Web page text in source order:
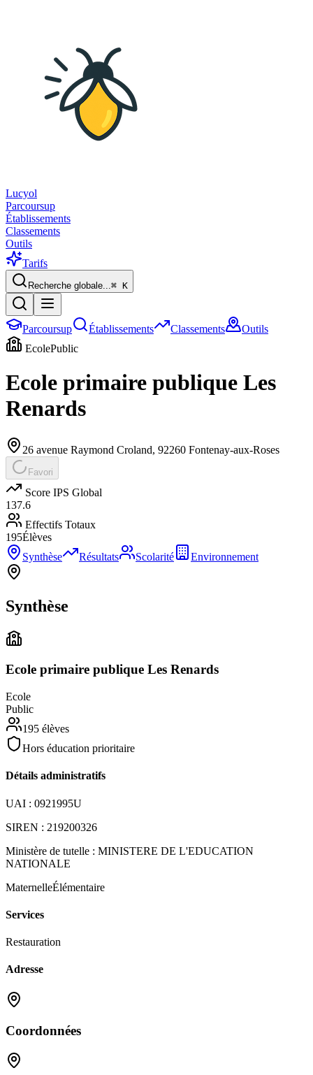
Lucyol
Parcoursup
Établissements
Classements
Outils
Tarifs
Recherche globale...⌘ K
Parcoursup Établissements Classements
Outils
EcolePublic
Ecole primaire publique Les
Renards
26 avenue Raymond Croland, 92260 Fontenay-aux-Roses
Favori
Score IPS Global
137.6
Effectifs Totaux
195Élèves
Synthèse
Résultats Scolarité Environnement
Synthèse
Ecole primaire publique Les Renards
Ecole
Public
195 élèves
Hors éducation prioritaire
Détails administratifs
UAI : 0921995U
SIREN : 219200326
Ministère de tutelle : MINISTERE DE L'EDUCATION
NATIONALE
MaternelleÉlémentaire
Services
Restauration
Adresse
Coordonnées